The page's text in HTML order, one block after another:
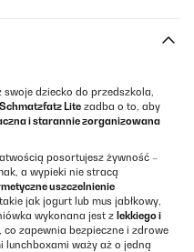
swoje dziecko do przedszkola,
Lite zadba o to, aby
i starannie zorganizowana
posortujesz żywność –
a wypieki nie stracą
uszczelnienie
jak jogurt lub mus jabłkowy,
wykonana jest z lekkiego i
, co zapewnia bezpieczne i zdrowe
lunchboxami waży aż o jedną